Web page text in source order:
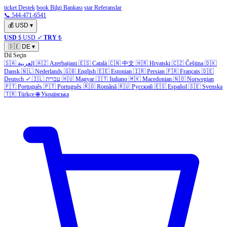
ticket Destek book Bilgi Bankası star Referanslar
📞 544-471-6541
💰 USD ▾
USD $ USD ✓ TRY ₺
🇩🇪 DE ▾
Dil Seçin
🇸🇦 العربية 🇦🇿 Azerbaijani 🇪🇸 Català 🇨🇳 中文 🇭🇷 Hrvatski 🇨🇿 Čeština 🇩🇰
Dansk 🇳🇱 Nederlands 🇬🇧 English 🇪🇪 Estonian 🇮🇷 Persian 🇫🇷 Français 🇩🇪
Deutsch ✓ 🇮🇱 עברית 🇭🇺 Magyar 🇮🇹 Italiano 🇲🇰 Macedonian 🇳🇴 Norwegian
🇵🇹 Português 🇵🇹 Português 🇷🇴 Română 🇷🇺 Русский 🇪🇸 Español 🇸🇪 Svenska
🇹🇷 Türkçe 🌐 Українська